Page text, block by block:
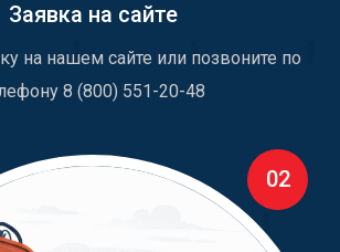
Заявка на сайте
на нашем сайте или позвоните по
8 (800) 551-20-48
02